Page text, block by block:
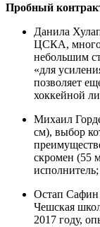
Пробный
Данила
ЦСКА, много
небольшим
«для
позволяет
хоккейной
Михаил
см), выбор
скромен (55
исполнитель;
Остап Сафин
Чешская
2017 году,